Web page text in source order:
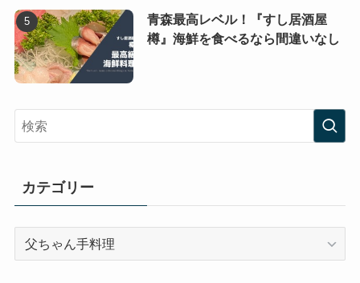
青森最高レベル！『すし居酒屋
樽』海鮮を食べるなら間違いなし
カテゴリー